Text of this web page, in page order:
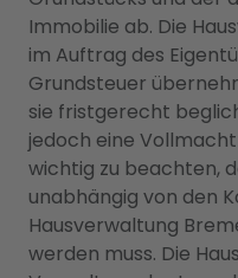
Immobilie ab. Die
im Auftrag des
Grundsteuer
sie fristgerecht
jedoch eine
wichtig zu beachten,
unabhängig von den
Hausverwaltung
werden muss. Die